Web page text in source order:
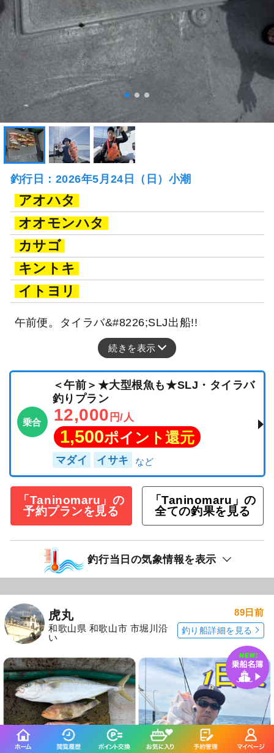
釣行日：2026年5月24日（日）小潮
アオハタ
オオモンハタ
カサゴ
キントキ
イトヨリ
午前便。タイラバ&#8226;SLJ出船!!
続きを表示
乗合
＜午前＞★大型根魚も★SLJ・タイラバ
釣りプラン
12,000 円/人
1,500ポイント還元
マダイ イサキ
「Taninomaru」の
予約プランを見る
「Taninomaru」の
全ての釣果を見る
釣行当日の気象情報を表示
虎丸
和歌山県 和歌山市 市堀川沿
い
89日前
釣り船詳細を見る